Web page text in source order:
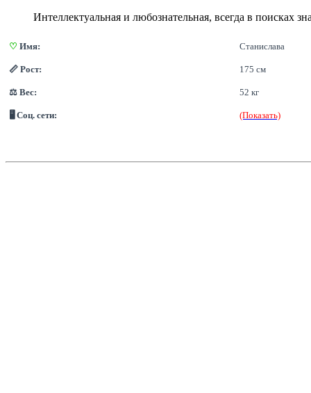
Интеллектуальная и любознательная, всегда в поисках
♡ Имя: Станислава
📏 Рост: 175 см
⚖ Вес: 52 кг
🖥 Соц. сети: (Показать)